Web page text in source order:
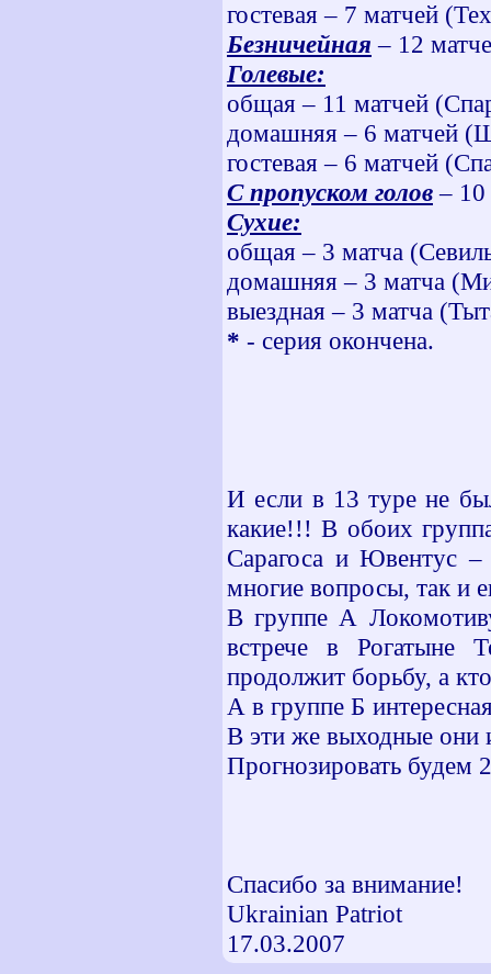
гостевая – 7 матчей
Безничейная – 12
Голевые:
общая – 11 матчей
домашняя – 6 матчей
гостевая – 6 матчей
С пропуском голов– 10
Сухие:
общая – 3 матча
домашняя – 3 матча
выездная – 3 матча
* - серия окончена.
И если в 13 туре не
какие!!! В обоих
Сарагоса и Ювентус –
многие вопросы, так и
В группе А
встрече в Рогатыне
продолжит борьбу, а
А в группе Б
В эти же выходные они
Прогнозировать будем
Спасибо за внимание!
Ukrainian Patriot
17.03.2007